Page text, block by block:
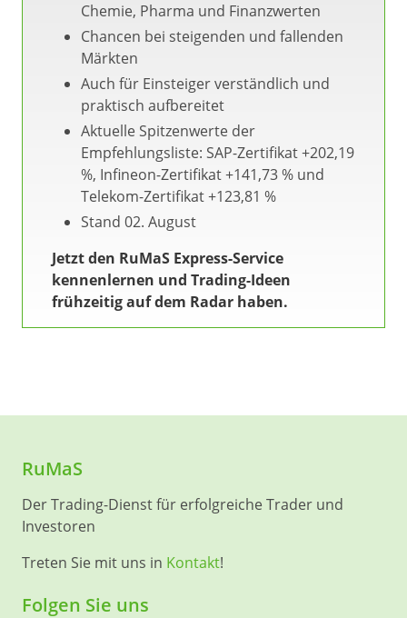
Chemie, Pharma und Finanzwerten
Chancen bei steigenden und fallenden
Märkten
Auch für Einsteiger verständlich und
praktisch aufbereitet
Aktuelle Spitzenwerte der
Empfehlungsliste: SAP-Zertifikat +202,19
%, Infineon-Zertifikat +141,73 % und
Telekom-Zertifikat +123,81 %
Stand 02. August
Jetzt den RuMaS Express-Service
kennenlernen und Trading-Ideen
frühzeitig auf dem Radar haben.
RuMaS
Der Trading-Dienst für erfolgreiche Trader und
Investoren
Treten Sie mit uns in Kontakt!
Folgen Sie uns